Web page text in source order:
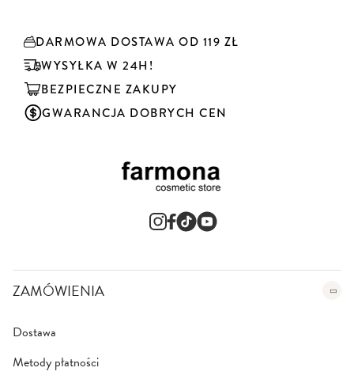
t
e
r
DARMOWA DOSTAWA OD 119 ZŁ
WYSYŁKA W 24H!
BEZPIECZNE ZAKUPY
GWARANCJA DOBRYCH CEN
ZAMÓWIENIA
Dostawa
Metody płatności